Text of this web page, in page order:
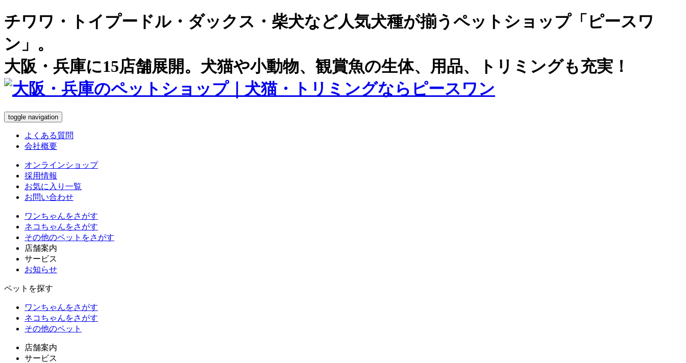
チワワ・トイプードル・ダックス・柴犬など人気犬種が揃うペットショップ「ピースワ
ン」。
大阪・兵庫に15店舗展開。犬猫や小動物、観賞魚の生体、用品、トリミングも充実！
toggle navigation
よくある質問
会社概要
オンラインショップ
採用情報
お気に入り一覧
お問い合わせ
ワンちゃんをさがす
ネコちゃんをさがす
その他のペット をさがす
店舗案内
サービス
お知らせ
ペットを探す
ワンちゃんをさがす
ネコちゃんをさがす
その他のペット
店舗案内
サービス